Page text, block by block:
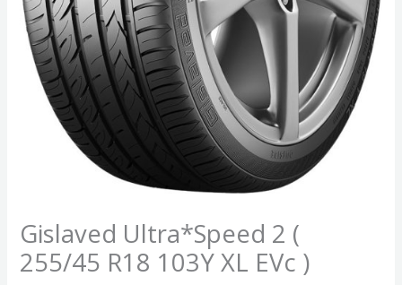
Gislaved Ultra*Speed 2 (
255/45 R18 103Y XL EVc )